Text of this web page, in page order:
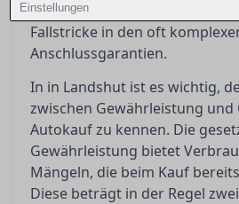
Einstellungen
vertraglichen Regelungen
Fallstricke in den oft
Anschlussgarantien.
In in Landshut ist es wichtig,
zwischen Gewährleistung und
Autokauf zu kennen. Die
Gewährleistung bietet
Mängeln, die beim Kauf
Diese beträgt in der Regel